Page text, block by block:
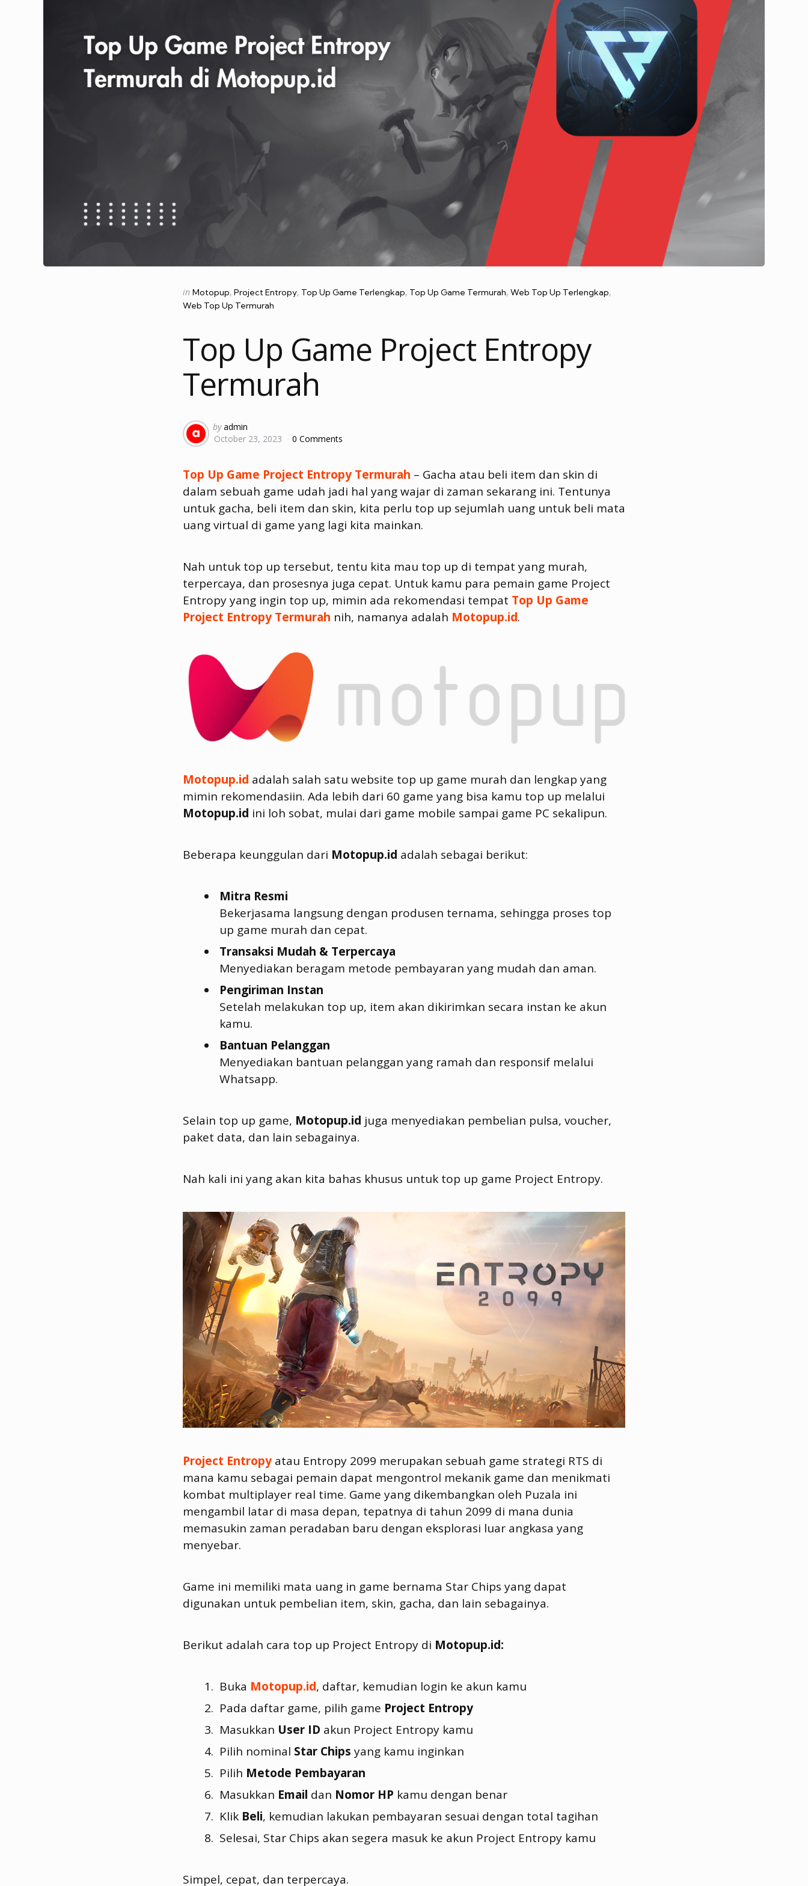
Categories
Posted
in
in Motopup Project Entropy Top Up Game Terlengkap Top Up Game Termurah Web Top Up Terlengkap
Web Top Up Termurah
Top Up Game Project Entropy
Termurah
Posted
by
by admin
October 23, 2023
0 Comments
Top Up Game Project Entropy Termurah – Gacha atau beli item dan skin di
dalam sebuah game udah jadi hal yang wajar di zaman sekarang ini. Tentunya
untuk gacha, beli item dan skin, kita perlu top up sejumlah uang untuk beli mata
uang virtual di game yang lagi kita mainkan.
Nah untuk top up tersebut, tentu kita mau top up di tempat yang murah,
terpercaya, dan prosesnya juga cepat. Untuk kamu para pemain game Project
Entropy yang ingin top up, mimin ada rekomendasi tempat Top Up Game
Project Entropy Termurah nih, namanya adalah Motopup.id.
Motopup.id adalah salah satu website top up game murah dan lengkap yang
mimin rekomendasiin. Ada lebih dari 60 game yang bisa kamu top up melalui
Motopup.id ini loh sobat, mulai dari game mobile sampai game PC sekalipun.
Beberapa keunggulan dari Motopup.id adalah sebagai berikut:
Mitra Resmi
Bekerjasama langsung dengan produsen ternama, sehingga proses top
up game murah dan cepat.
Transaksi Mudah & Terpercaya
Menyediakan beragam metode pembayaran yang mudah dan aman.
Pengiriman Instan
Setelah melakukan top up, item akan dikirimkan secara instan ke akun
kamu.
Bantuan Pelanggan
Menyediakan bantuan pelanggan yang ramah dan responsif melalui
Whatsapp.
Selain top up game, Motopup.id juga menyediakan pembelian pulsa, voucher,
paket data, dan lain sebagainya.
Nah kali ini yang akan kita bahas khusus untuk top up game Project Entropy.
Project Entropy atau Entropy 2099 merupakan sebuah game strategi RTS di
mana kamu sebagai pemain dapat mengontrol mekanik game dan menikmati
kombat multiplayer real time. Game yang dikembangkan oleh Puzala ini
mengambil latar di masa depan, tepatnya di tahun 2099 di mana dunia
memasukin zaman peradaban baru dengan eksplorasi luar angkasa yang
menyebar.
Game ini memiliki mata uang in game bernama Star Chips yang dapat
digunakan untuk pembelian item, skin, gacha, dan lain sebagainya.
Berikut adalah cara top up Project Entropy di Motopup.id:
Buka Motopup.id, daftar, kemudian login ke akun kamu
Pada daftar game, pilih game Project Entropy
Masukkan User ID akun Project Entropy kamu
Pilih nominal Star Chips yang kamu inginkan
Pilih Metode Pembayaran
Masukkan Email dan Nomor HP kamu dengan benar
Klik Beli, kemudian lakukan pembayaran sesuai dengan total tagihan
Selesai, Star Chips akan segera masuk ke akun Project Entropy kamu
Simpel, cepat, dan terpercaya.